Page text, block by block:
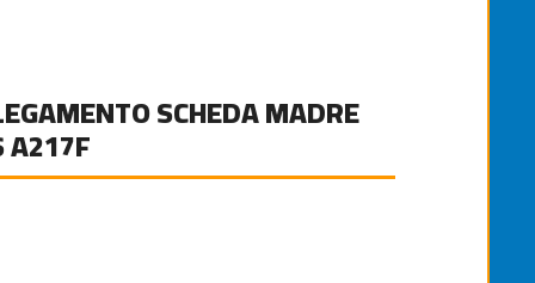
SCHEDA MADRE
A217F